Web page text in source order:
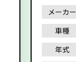
メーカー
車種
年式